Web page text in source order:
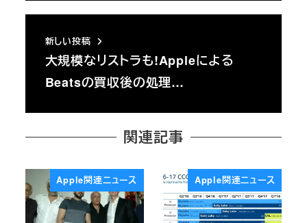
新しい投稿
大規模なリストラも!Appleによる
Beatsの買収後の処理…
関連記事
Apple関連ニュース Apple関連ニュース